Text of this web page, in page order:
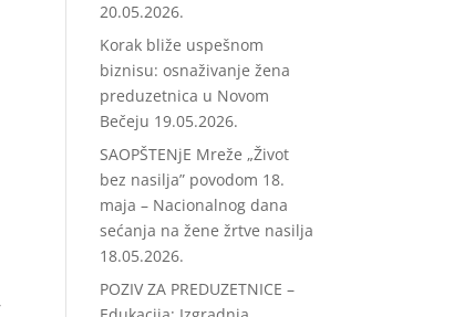
20.05.2026.
Korak bliže uspešnom
biznisu: osnaživanje žena
preduzetnica u Novom
Bečeju 19.05.2026.
SAOPŠTENjE Mreže „Život
bez nasilja” povodom 18.
maja – Nacionalnog dana
sećanja na žene žrtve nasilja
18.05.2026.
POZIV ZA PREDUZETNICE –